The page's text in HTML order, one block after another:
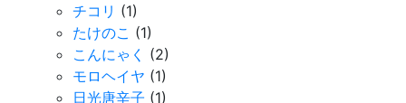
チコリ (1)
たけのこ (1)
こんにゃく (2)
モロヘイヤ (1)
日光唐辛子 (1)